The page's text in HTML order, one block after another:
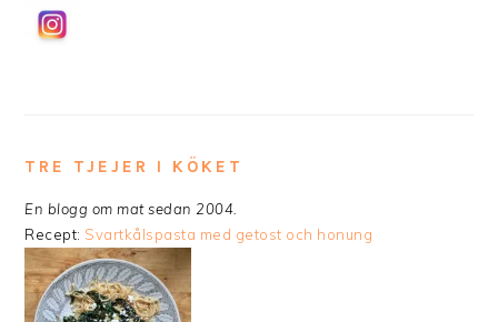
TRE TJEJER I KÖKET
En blogg om mat sedan 2004.
Recept: Svartkålspasta med getost och honung